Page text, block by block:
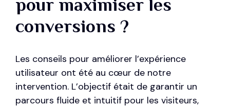
pour maximiser les
conversions ?
Les conseils pour améliorer l’expérience
utilisateur ont été au cœur de notre
intervention. L’objectif était de garantir un
parcours fluide et intuitif pour les visiteurs,